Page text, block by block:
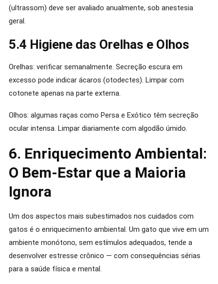
(ultrassom) deve ser avaliado anualmente, sob anestesia
geral.
5.4 Higiene das Orelhas e Olhos
Orelhas: verificar semanalmente. Secreção escura em
excesso pode indicar ácaros (otodectes). Limpar com
cotonete apenas na parte externa.
Olhos: algumas raças como Persa e Exótico têm secreção
ocular intensa. Limpar diariamente com algodão úmido.
6. Enriquecimento Ambiental:
O Bem-Estar que a Maioria
Ignora
Um dos aspectos mais subestimados nos cuidados com
gatos é o enriquecimento ambiental. Um gato que vive em um
ambiente monótono, sem estímulos adequados, tende a
desenvolver estresse crônico — com consequências sérias
para a saúde física e mental.